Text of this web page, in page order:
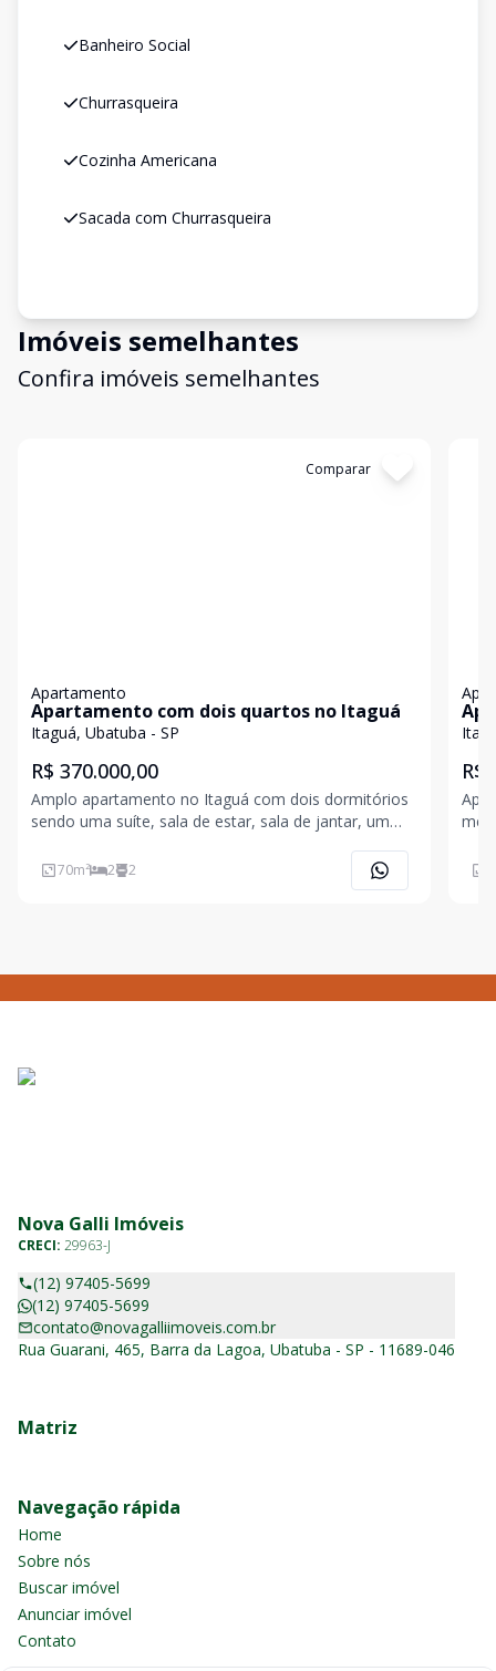
Banheiro Social
Churrasqueira
Cozinha Americana
Sacada com Churrasqueira
Imóveis semelhantes
Confira imóveis semelhantes
Comparar
Apartamento
Apartamento com dois quartos no Itaguá
Itaguá, Ubatuba - SP
R$ 370.000,00
Amplo apartamento no Itaguá com dois dormitórios
sendo uma suíte, sala de estar, sala de jantar, um
uma vaga de garagem coberta, armário náutico, 450
metros da orla. O piso da sala requer reforma.
70m² 2 2
R$
Nova Galli Imóveis
CRECI: 29963-J
(12) 97405-5699
(12) 97405-5699
contato@novagalliimoveis.com.br
Rua Guarani, 465, Barra da Lagoa, Ubatuba - SP - 11689-046
Matriz
Navegação rápida
Home
Sobre nós
Buscar imóvel
Anunciar imóvel
Contato